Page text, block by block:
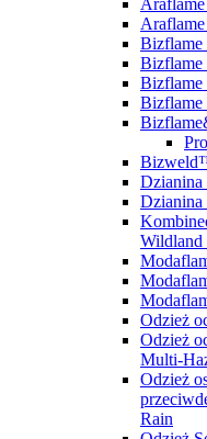
Bizflame
Bizflame
Bizflame
Pro
Dzianina
Wildland
Odzież
Odzież
Multi-
Odzież
Rain